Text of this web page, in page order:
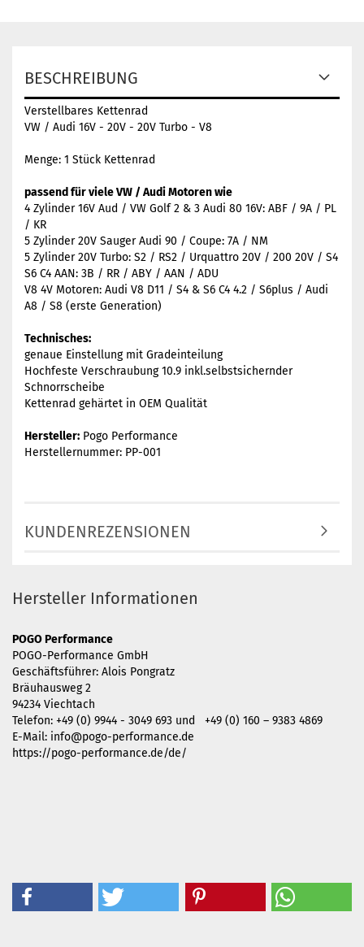
BESCHREIBUNG
Verstellbares Kettenrad
VW / Audi 16V - 20V - 20V Turbo - V8
Menge: 1 Stück Kettenrad
passend für viele VW / Audi Motoren wie
4 Zylinder 16V Aud / VW Golf 2 & 3 Audi 80 16V: ABF / 9A / PL
/ KR
5 Zylinder 20V Sauger Audi 90 / Coupe: 7A / NM
5 Zylinder 20V Turbo: S2 / RS2 / Urquattro 20V / 200 20V / S4
S6 C4 AAN: 3B / RR / ABY / AAN / ADU
V8 4V Motoren: Audi V8 D11 / S4 & S6 C4 4.2 / S6plus / Audi
A8 / S8 (erste Generation)
Technisches:
genaue Einstellung mit Gradeinteilung
Hochfeste Verschraubung 10.9 inkl.selbstsichernder
Schnorrscheibe
Kettenrad gehärtet in OEM Qualität
Hersteller: Pogo Performance
Herstellernummer: PP-001
KUNDENREZENSIONEN
Hersteller Informationen
POGO Performance
POGO-Performance GmbH
Geschäftsführer: Alois Pongratz
Bräuhausweg 2
94234 Viechtach
Telefon: +49 (0) 9944 - 3049 693 und +49 (0) 160 – 9383 4869
E-Mail: info@pogo-performance.de
https://pogo-performance.de/de/